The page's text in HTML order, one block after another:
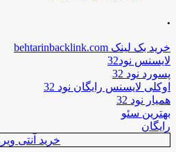
.
خرید بک لینک behtarinbacklink.com
لایسنس نود32
پسورد نود 32
اوکلی لایسنس رایگان نود 32
همیار نود 32
بهترین سئو
رایگان
خرید آنتی